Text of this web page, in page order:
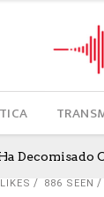
LIKES 886 SEEN